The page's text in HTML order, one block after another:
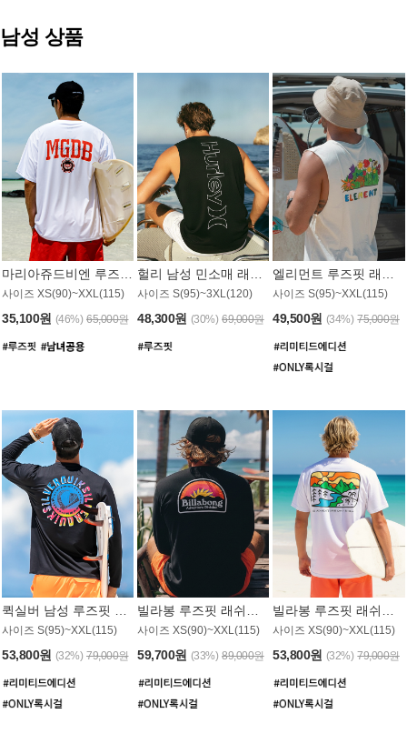
남성 상품
사이즈 XS(90)~XXL(115)
35,100원 (46%) 65,000원
사이즈 S(95)~3XL(120)
48,300원 (30%) 69,000원
사이즈 S(95)~XXL(115)
49,500원 (34%) 75,000원
사이즈 S(95)~XXL(115)
53,800원 (32%) 79,000원
사이즈 XS(90)~XXL(115)
59,700원 (33%) 89,000원
사이즈 XS(90)~XXL(115)
53,800원 (32%) 79,000원